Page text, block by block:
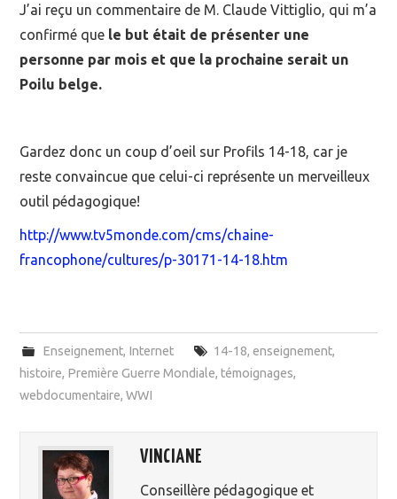
J’ai reçu un commentaire de M. Claude Vittiglio, qui m’a
confirmé que le but était de présenter une
personne par mois et que la prochaine serait un
Poilu belge.
Gardez donc un coup d’oeil sur Profils 14-18, car je
reste convaincue que celui-ci représente un merveilleux
outil pédagogique!
http://www.tv5monde.com/cms/chaine-
francophone/cultures/p-30171-14-18.htm
Enseignement, Internet 14-18, enseignement,
histoire, Première Guerre Mondiale, témoignages,
webdocumentaire,WWI
VINCIANE
Conseillère pédagogique et